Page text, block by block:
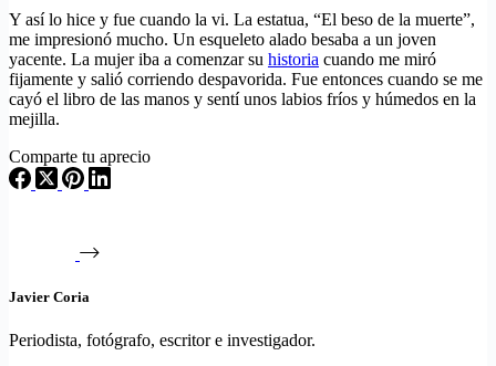
Y así lo hice y fue cuando la vi. La estatua, “El beso de la muerte”,
me impresionó mucho. Un esqueleto alado besaba a un joven
yacente. La mujer iba a comenzar su historia cuando me miró
fijamente y salió corriendo despavorida. Fue entonces cuando se me
cayó el libro de las manos y sentí unos labios fríos y húmedos en la
mejilla.
Comparte tu aprecio
Javier Coria
Periodista, fotógrafo, escritor e investigador.